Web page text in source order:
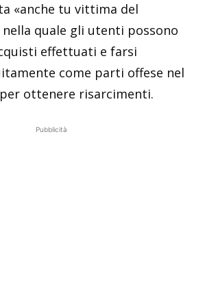
«anche tu vittima del
quale gli utenti possono
effettuati e farsi
come parti offese nel
ottenere risarcimenti.
Pubblicità